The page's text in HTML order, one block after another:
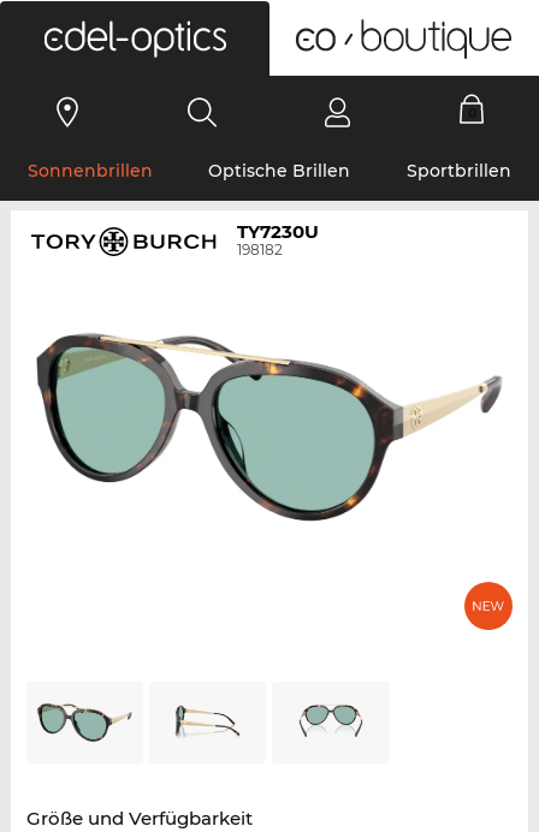
Sonnenbrillen Optische Brillen Sportbrillen
TY7230U
198182
Größe und Verfügbarkeit